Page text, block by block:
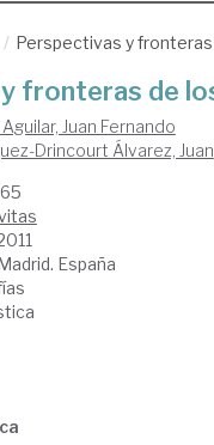
Perspectivas y
fronteras de
Juan Fernando
Drincourt Álvarez, Juan
España